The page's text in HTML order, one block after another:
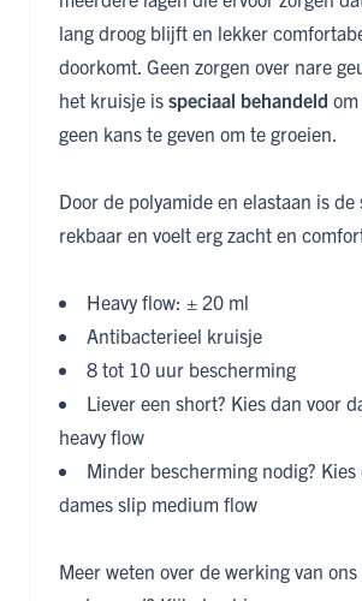
lang droog blijft en lekker
doorkomt. Geen zorgen over nare
het kruisje is speciaal behandeld
geen kans te geven om te groeien.
Door de polyamide en elastaan is de
rekbaar en voelt erg zacht en
Heavy flow: ± 20 ml
Antibacterieel kruisje
8 tot 10 uur bescherming
Liever een short? Kies dan voor
heavy flow
Minder bescherming nodig? Kies
dames slip medium flow
Meer weten over de werking van